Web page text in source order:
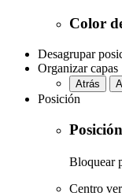
Color
Desagrupar
Organizar capas
Atrás
Posición
Bloquear
Centro